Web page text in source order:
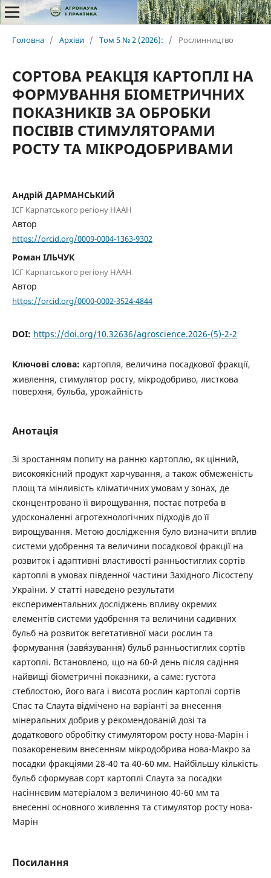
Головна / Архіви / Том 5 № 2 (2026): / Рослинництво
СОРТОВА РЕАКЦІЯ КАРТОПЛІ НА
ФОРМУВАННЯ БІОМЕТРИЧНИХ
ПОКАЗНИКІВ ЗА ОБРОБКИ
ПОСІВІВ СТИМУЛЯТОРАМИ
РОСТУ ТА МІКРОДОБРИВАМИ
Андрій ДАРМАНСЬКИЙ
ІСГ Карпатського регіону НААН
Автор
https://orcid.org/0009-0004-1363-9302
Роман ІЛЬЧУК
ІСГ Карпатського регіону НААН
Автор
https://orcid.org/0000-0002-3524-4844
DOI: https://doi.org/10.32636/agroscience.2026-(5)-2-2
Ключові слова: картопля, величина посадкової фракції,
живлення, стимулятор росту, мікродобриво, листкова
поверхня, бульба, урожайність
Анотація
Зі зростанням попиту на ранню картоплю, як цінний,
високоякісний продукт харчування, а також обмеженість
площ та мінливість кліматичних умовам у зонах, де
сконцентровано її вирощування, постає потреба в
удосконаленні агротехнологічних підходів до її
вирощування. Метою дослідження було визначити вплив
системи удобрення та величини посадкової фракції на
розвиток і адаптивні властивості ранньостиглих сортів
картоплі в умовах південної частини Західного Лісостепу
України. У статті наведено результати
експериментальних досліджень впливу окремих
елементів системи удобрення та величини садивних
бульб на розвиток вегетативної маси рослин та
формування (зав΄язування) бульб ранньостиглих сортів
картоплі. Встановлено, що на 60-й день після садіння
найвищі біометричні показники, а саме: густота
стеблостою, його вага і висота рослин картоплі сортів
Спас та Слаута відмічено на варіанті за внесення
мінеральних добрив у рекомендованій дозі та
додаткового обробітку стимулятором росту нова-Марін і
позакореневим внесенням мікродобрива нова-Макро за
посадки фракціями 28-40 та 40-60 мм. Найбільшу кількість
бульб сформував сорт картоплі Слаута за посадки
насіннєвим матеріалом з величиною 40-60 мм та
внесенні основного живлення та стимулятор росту нова-
Марін
Посилання